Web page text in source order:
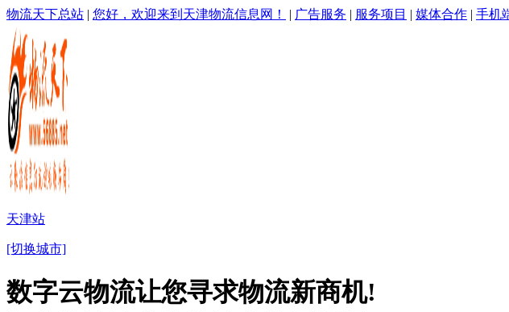
物流天下总站 | 您好，欢迎来到天津物流信息网！ | 广告服务 | 服务项目 | 媒体合作 | 手机
天津站
[切换城市]
数字云物流让您寻求物流新商机!